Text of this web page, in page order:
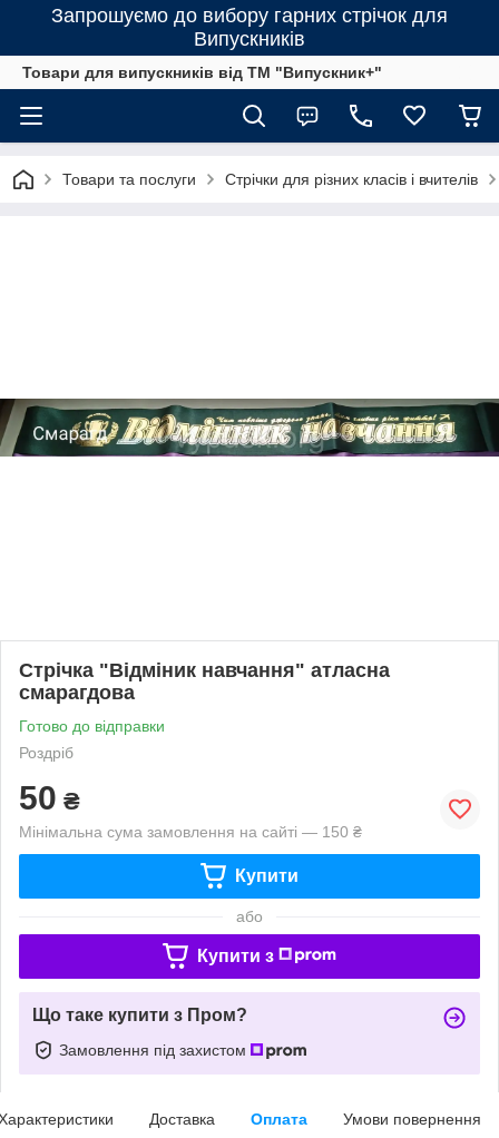
Запрошуємо до вибору гарних стрічок для
Випускників
Товари для випускників від ТМ "Випускник+"
Товари та послуги Стрічки для різних класів і вчителів
Стрічка "Відміник навчання" атласна
смарагдова
Готово до відправки
Роздріб
50 ₴
Мінімальна сума замовлення на сайті — 150 ₴
Купити
або
Купити з
Що таке купити з Пром?
Замовлення під захистом
Доставка Оплата Умови повернення